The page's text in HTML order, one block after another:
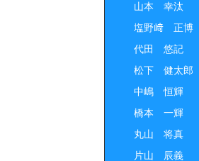
山本 幸汰
塩野﨑 正博
代田 悠記
松下 健太郎
中嶋 恒輝
橋本 一輝
丸山 将真
片山 辰義